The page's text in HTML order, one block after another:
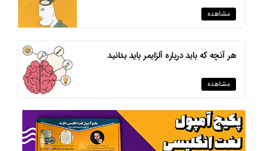
مشاهده
هر آنچه که باید درباره آلزایمر باید بدانید
مشاهده